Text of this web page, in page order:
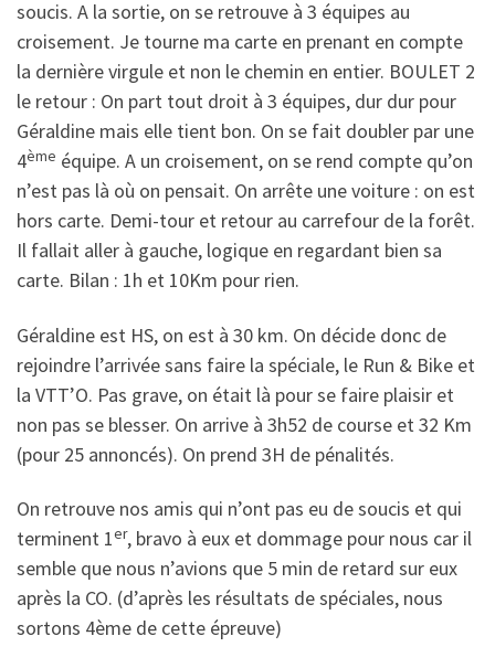
soucis. A la sortie, on se retrouve à 3 équipes au
croisement. Je tourne ma carte en prenant en compte
la dernière virgule et non le chemin en entier. BOULET 2
le retour : On part tout droit à 3 équipes, dur dur pour
Géraldine mais elle tient bon. On se fait doubler par une
4ème équipe. A un croisement, on se rend compte qu’on
n’est pas là où on pensait. On arrête une voiture : on est
hors carte. Demi-tour et retour au carrefour de la forêt.
Il fallait aller à gauche, logique en regardant bien sa
carte. Bilan : 1h et 10Km pour rien.
Géraldine est HS, on est à 30 km. On décide donc de
rejoindre l’arrivée sans faire la spéciale, le Run & Bike et
la VTT’O. Pas grave, on était là pour se faire plaisir et
non pas se blesser. On arrive à 3h52 de course et 32 Km
(pour 25 annoncés). On prend 3H de pénalités.
On retrouve nos amis qui n’ont pas eu de soucis et qui
terminent 1er, bravo à eux et dommage pour nous car il
semble que nous n’avions que 5 min de retard sur eux
après la CO. (d’après les résultats de spéciales, nous
sortons 4ème de cette épreuve)